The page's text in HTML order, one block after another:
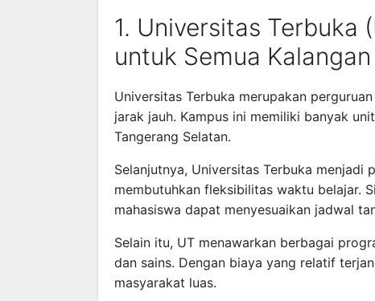
1. Universitas Terbuka
untuk Semua Kalangan
Universitas Terbuka merupakan
jarak jauh. Kampus ini memiliki banyak
Tangerang Selatan.
Selanjutnya, Universitas Terbuka menjadi
membutuhkan fleksibilitas waktu belajar.
mahasiswa dapat menyesuaikan jadwal
Selain itu, UT menawarkan berbagai
dan sains. Dengan biaya yang relatif
masyarakat luas.